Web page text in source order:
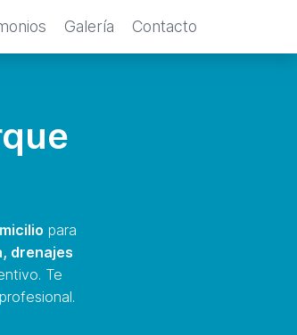
Galería Contacto
para
drenajes
Te